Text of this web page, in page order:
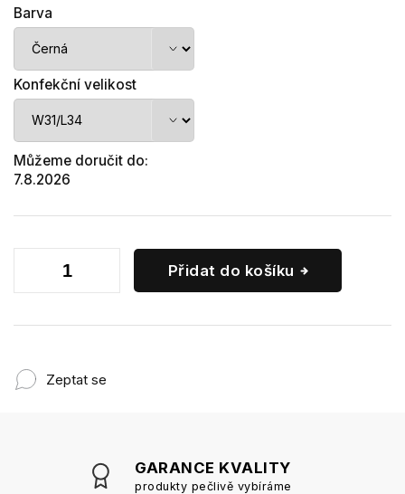
Barva
Konfekční velikost
Můžeme doručit do:
7.8.2026
Přidat do košíku
Zeptat se
GARANCE KVALITY
produkty pečlivě vybíráme